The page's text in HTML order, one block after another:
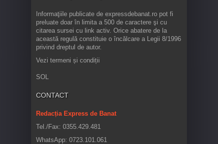
Informaţiile publicate de expressdebanat.ro pot fi
preluate doar în limita a 500 de caractere şi cu
citarea sursei cu link activ. Orice abatere de la
această regulă constituie o încălcare a Legii 8/1996
privind dreptul de autor.
Vezi termeni și condiții
SOL
CONTACT
Redacția Express de Banat
Tel./Fax: 0355.429.481
WhatsApp: 0723.101.061